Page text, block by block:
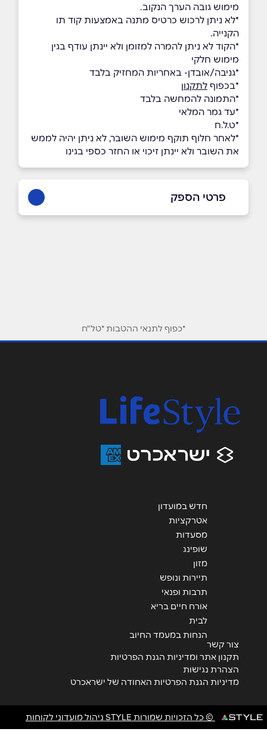
מימוש גובה הערך הנקוב.
*לא ניתן לרכוש כרטיס מתנה באמצעות קוד תו
הקנייה.
*הקוד לא ניתן להמרה למזומן ולא יינתן עודף בגין
מימוש חלקי
*גניבה/אובדן- באחריות המחזיק בלבד
*בכפוף לתקנון
*התמונה להמחשה בלבד
*עד גמר המלאי
*ט.ל.ח
*לאחר חלוף תוקף מימוש השובר, לא ניתן יהיה לממש
את השובר ולא יינתן זיכוי או החזר כספי בגינו
פרטי הספק
הודעה*
*כפוף לתנאי ההטבות *טל"ח
חדש במועדון
אטרקציות
מסעדות
שופינג
מזון
תיירות ונופש
תרבות ופנאי
אורח חיים בריא
לבית
הנחות במעמד החיוב
צור קשר
תקנון אתר ומדיניות הגנת הפרטיות
הצהרת נגישות
מדיניות הגנת הפרטיות האחודה של ישראכרט
© כל הזכויות שמורות STYLE ניהול מועדוני לקוחות